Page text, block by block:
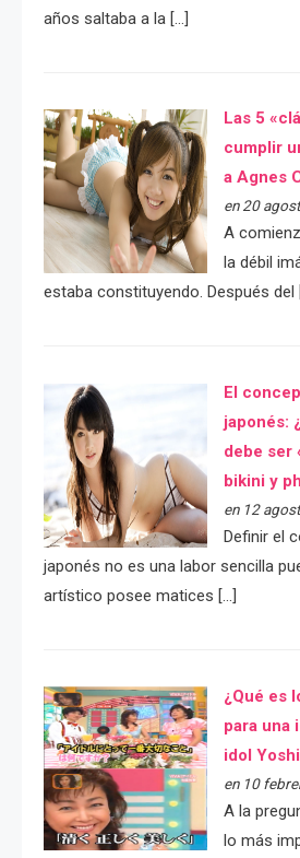
años saltaba a la […]
Las 5
cumplir
a Agnes
en 20
A
la débil
estaba constituyendo. Después del
El
japonés:
debe ser
bikini y
en 12
Definir el
japonés no es una labor sencilla
artístico posee matices […]
¿Qué es
para una
idol
en 10
A la
lo más